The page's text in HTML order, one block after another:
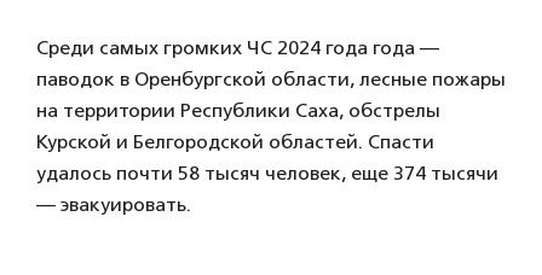
Среди самых громких ЧС 2024 года года —
паводок в Оренбургской области, лесные пожары
на территории Республики Саха, обстрелы
Курской и Белгородской областей. Спасти
удалось почти 58 тысяч человек, еще 374 тысячи
— эвакуировать.